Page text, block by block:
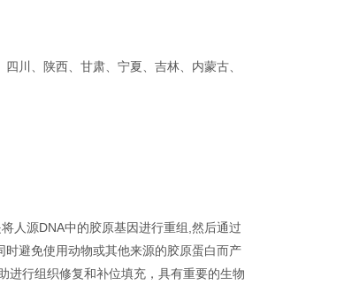
川、陕西、甘肃、宁夏、吉林、内蒙古、
人源DNA中的胶原基因进行重组,然后通过
避免使用动物或其他来源的胶原蛋白而产
进行组织修复和补位填充，具有重要的生物